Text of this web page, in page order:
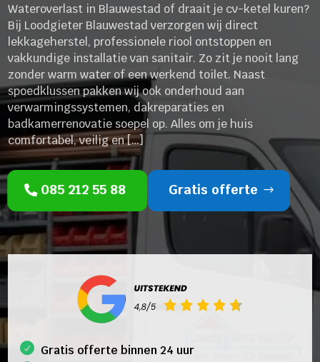
Wateroverlast in Blauwestad of draait je cv-ketel kuren?
Bij Loodgieter Blauwestad verzorgen wij direct
lekkageherstel, professionele riool ontstoppen en
vakkundige installatie van sanitair. Zo zit je nooit lang
zonder warm water of een werkend toilet. Naast
spoedklussen pakken wij ook onderhoud aan
verwarmingssystemen, dakreparaties en
badkamerrenovatie soepel op. Alles om je huis
comfortabel, veilig en […]
085 212 55 88 Gratis offerte
Gratis offerte binnen 24 uur